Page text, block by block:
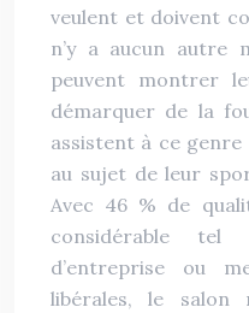
veulent et doivent
n’y a aucun autre
peuvent montrer
démarquer de la
assistent à ce
au sujet de leur
Avec 46 % de
considérable
d’entreprise ou
libérales, le salon